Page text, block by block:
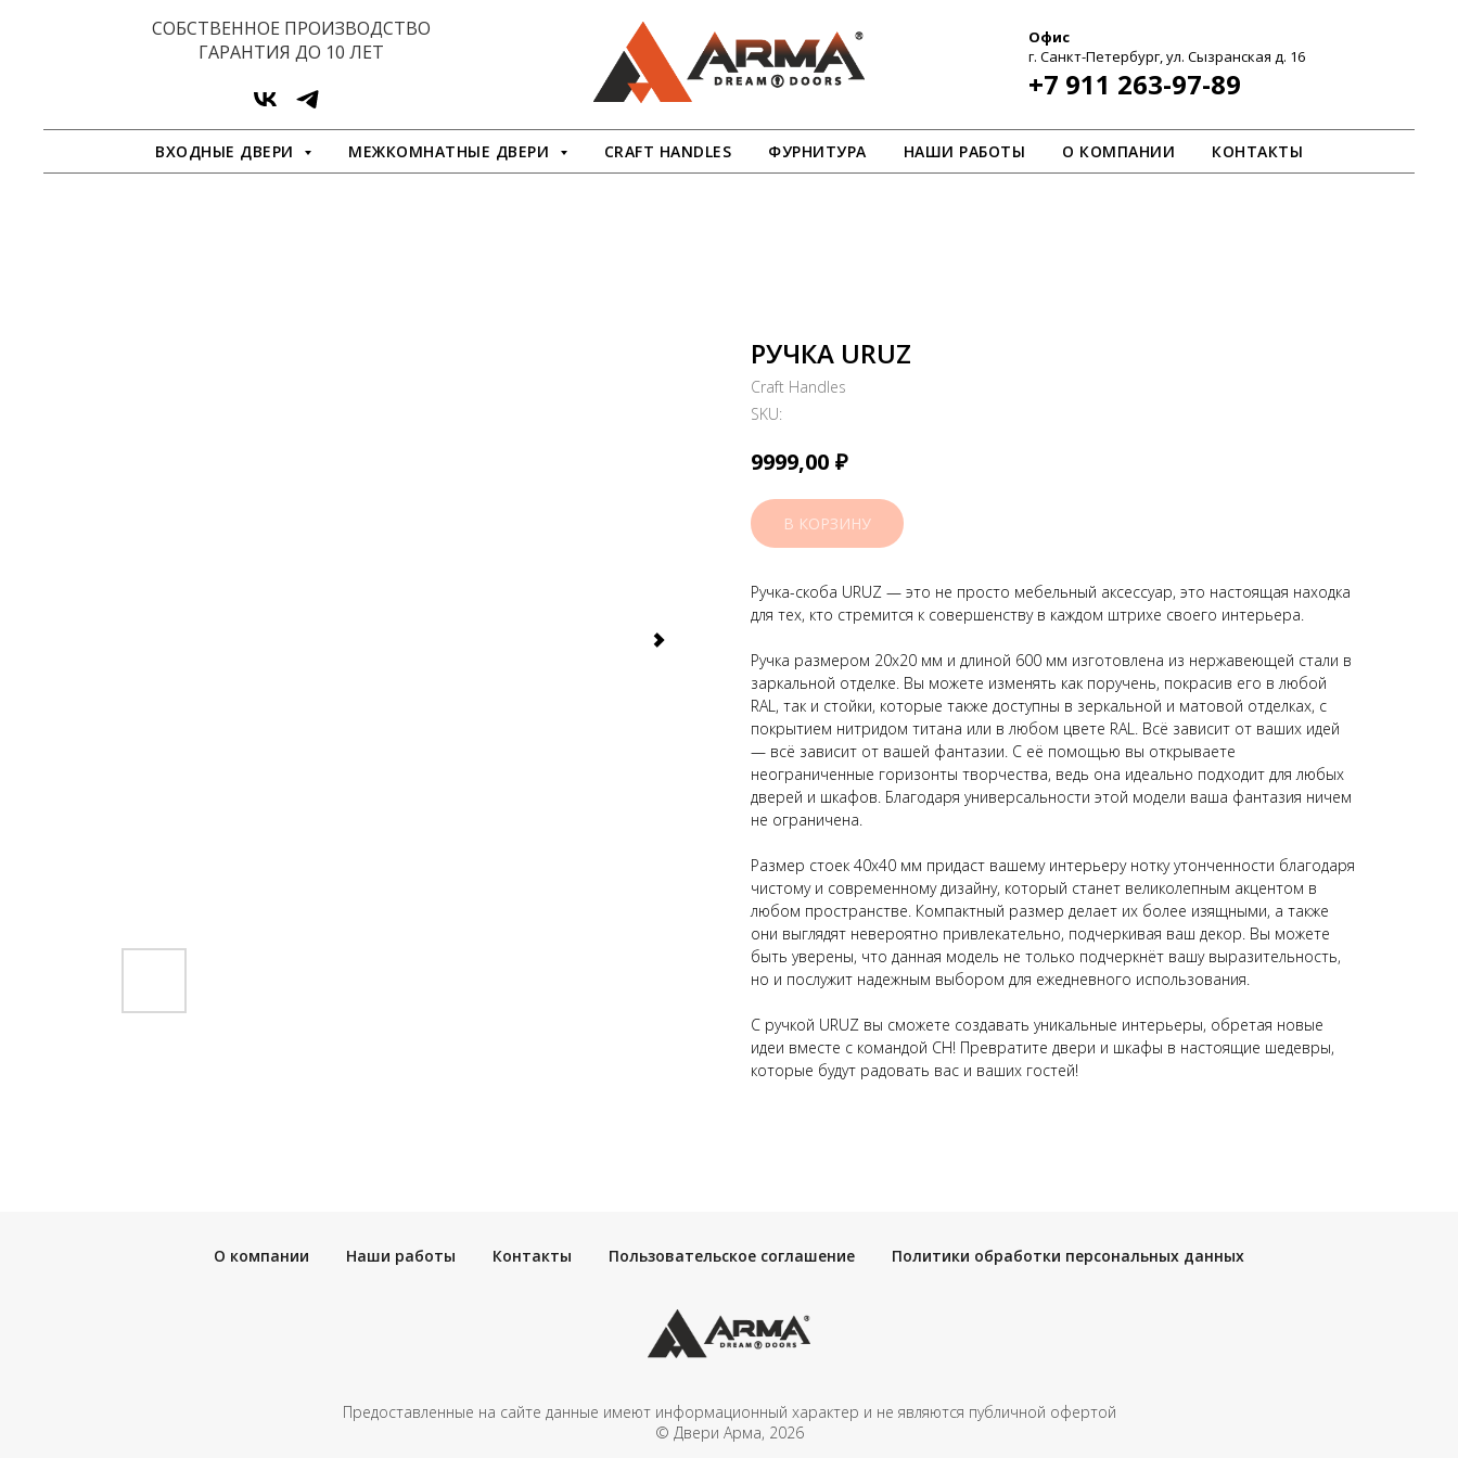
СОБСТВЕННОЕ ПРОИЗВОДСТВО
ГАРАНТИЯ ДО 10 ЛЕТ
Офис
г. Санкт-Петербург, ул. Сызранская д. 16
+7 911 263-97-89
ВХОДНЫЕ ДВЕРИ МЕЖКОМНАТНЫЕ ДВЕРИ CRAFT HANDLES ФУРНИТУРА НАШИ РАБОТЫ О КОМПАНИИ КОНТАКТЫ
РУЧКА URUZ
Craft Handles
SKU:
9999,00 ₽
В КОРЗИНУ
Ручка-скоба URUZ — это не просто мебельный аксессуар, это настоящая находка
для тех, кто стремится к совершенству в каждом штрихе своего интерьера.
Ручка размером 20x20 мм и длиной 600 мм изготовлена из нержавеющей стали в
заркальной отделке. Вы можете изменять как поручень, покрасив его в любой
RAL, так и стойки, которые также доступны в зеркальной и матовой отделках, с
покрытием нитридом титана или в любом цвете RAL. Всё зависит от ваших идей
— всё зависит от вашей фантазии. С её помощью вы открываете
неограниченные горизонты творчества, ведь она идеально подходит для любых
дверей и шкафов. Благодаря универсальности этой модели ваша фантазия ничем
не ограничена.
Размер стоек 40x40 мм придаст вашему интерьеру нотку утонченности благодаря
чистому и современному дизайну, который станет великолепным акцентом в
любом пространстве. Компактный размер делает их более изящными, а также
они выглядят невероятно привлекательно, подчеркивая ваш декор. Вы можете
быть уверены, что данная модель не только подчеркнёт вашу выразительность,
но и послужит надежным выбором для ежедневного использования.
С ручкой URUZ вы сможете создавать уникальные интерьеры, обретая новые
идеи вместе с командой CH! Превратите двери и шкафы в настоящие шедевры,
которые будут радовать вас и ваших гостей!
О компании Наши работы Контакты Пользовательское соглашение Политики обработки персональных данных
Предоставленные на сайте данные имеют информационный характер и не являются публичной офертой
© Двери Арма, 2026